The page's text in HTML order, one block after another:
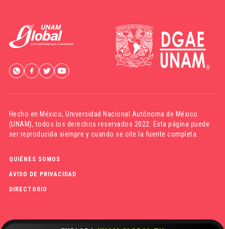
Hecho en México,Universidad Nacional Autónoma de México
(UNAM), todos los derechos reservados 2022. Esta página puede
ser reproducida siempre y cuando se cite la fuente completa.
QUIÉNES SOMOS
AVISO DE PRIVACIDAD
DIRECTORIO